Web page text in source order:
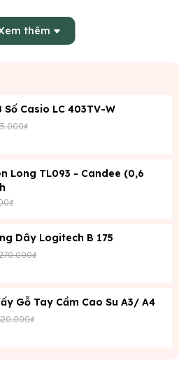
Thiết kế bìa cứng hoặc bìa nhựa mờ
sổ thẳng đẹp, ngăn ngừa tối đa
nhanh số điện thoại, lịch hẹn hoặc
thêm
Số Casio LC 403TV-W
Long TL093 - Candee (0,6
Dây Logitech B 175
Gỗ Tay Cầm Cao Su A3/ A4